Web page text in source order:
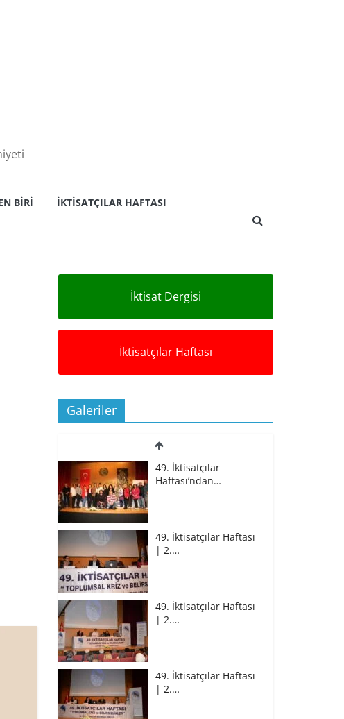
BIRI İKTISATÇILAR HAFTASI
İktisat Dergisi
İktisatçılar Haftası
Galeriler
49. İktisatçılar
Haftası’ndan…
49. İktisatçılar Haftası
| 2.…
49. İktisatçılar Haftası
| 2.…
49. İktisatçılar Haftası
| 2.…